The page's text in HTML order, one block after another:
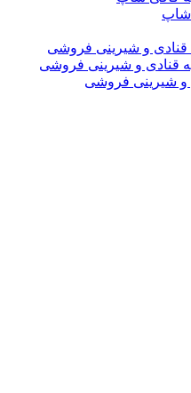
شاپ
قنادی و شیرینی فروشی
قنادی و شیرینی فروشی
و شیرینی فروشی